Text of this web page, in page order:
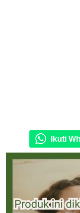
Ikuti